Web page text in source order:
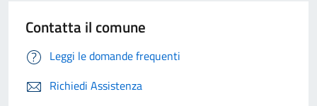
Contatta il comune
Leggi le domande frequenti
Richiedi Assistenza